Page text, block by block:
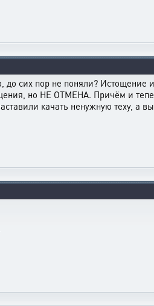
пор не поняли? Истощение
но НЕ ОТМЕНА. Причём и
качать ненужную теху,